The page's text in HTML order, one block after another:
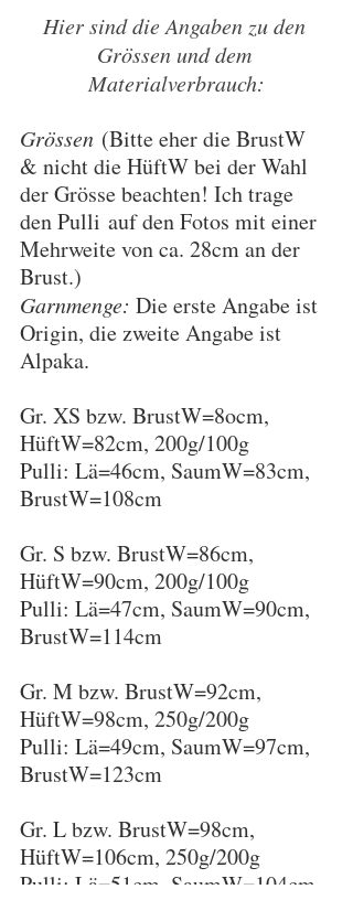
Hier sind die Angaben zu den
Grössen und dem
Materialverbrauch:
Grössen (Bitte eher die BrustW
& nicht die HüftW bei der Wahl
der Grösse beachten! Ich trage
den Pulli auf den Fotos mit einer
Mehrweite von ca. 28cm an der
Brust.)
Garnmenge: Die erste Angabe ist
Origin, die zweite Angabe ist
Alpaka.
Gr. XS bzw. BrustW=8ocm,
HüftW=82cm, 200g/100g
Pulli: Lä=46cm, SaumW=83cm,
BrustW=108cm
Gr. S bzw. BrustW=86cm,
HüftW=90cm, 200g/100g
Pulli: Lä=47cm, SaumW=90cm,
BrustW=114cm
Gr. M bzw. BrustW=92cm,
HüftW=98cm, 250g/200g
Pulli: Lä=49cm, SaumW=97cm,
BrustW=123cm
Gr. L bzw. BrustW=98cm,
HüftW=106cm, 250g/200g
Pulli: Lä=51cm, SaumW=104cm,